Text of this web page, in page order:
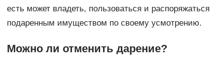
есть может владеть, пользоваться и распоряжаться
подаренным имуществом по своему усмотрению.
Можно ли отменить дарение?